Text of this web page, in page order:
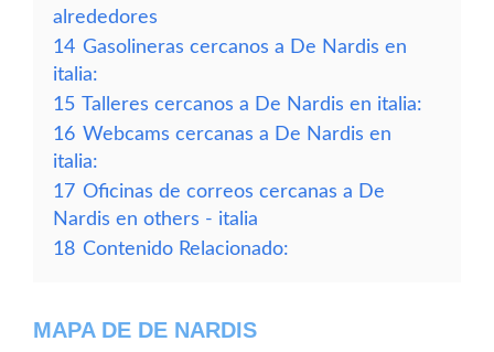
alrededores
14 Gasolineras cercanos a De Nardis en
italia:
15 Talleres cercanos a De Nardis en italia:
16 Webcams cercanas a De Nardis en
italia:
17 Oficinas de correos cercanas a De
Nardis en others - italia
18 Contenido Relacionado:
MAPA DE DE NARDIS